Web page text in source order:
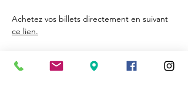
Achetez vos billets directement en suivant
ce lien.